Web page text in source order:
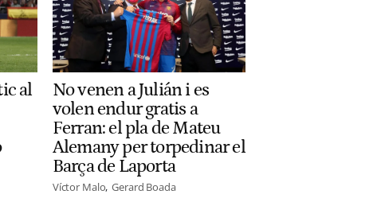
al
No venen a Julián i es
volen endur gratis a
Ferran: el pla de Mateu
Alemany per torpedinar el
Barça de Laporta
Víctor Malo Gerard Boada